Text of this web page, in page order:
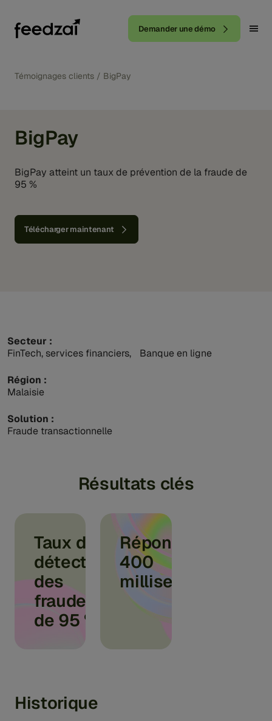
Demander une démo
Témoignages clients / BigPay
BigPay
BigPay atteint un taux de prévention de la fraude de
95 %
Télécharger maintenant
Secteur :
FinTech, services financiers, Banque en ligne
Région :
Malaisie
Solution :
Fraude transactionnelle
Résultats clés
Taux de
détection
des
fraudes
de 95 %
Réponse de
400
millisecondes
Historique